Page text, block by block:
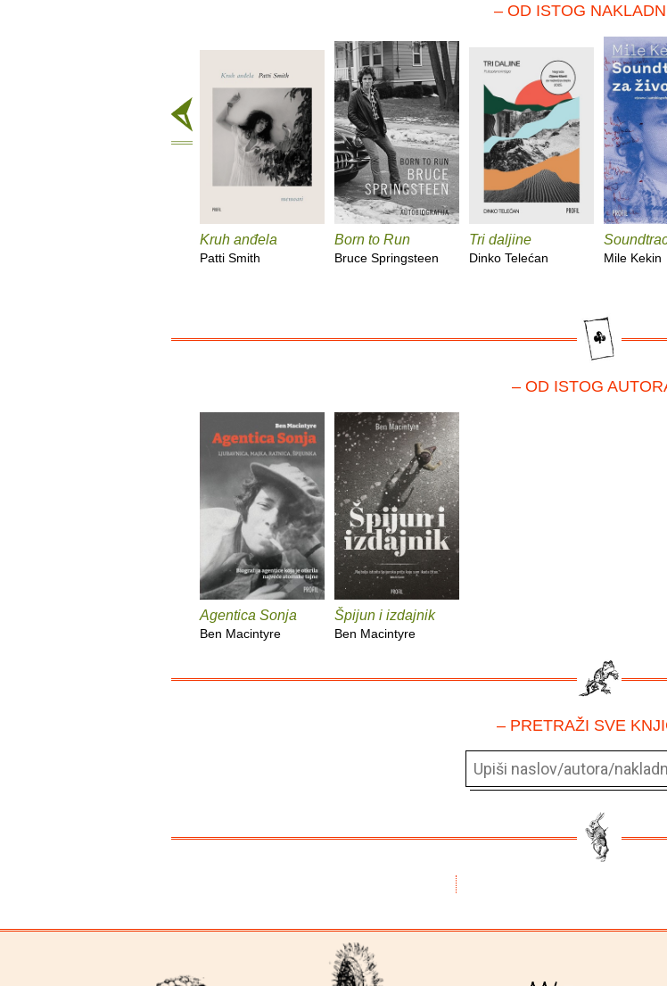
– OD ISTOG
Kruh anđela
Patti Smith
Born to Run
Bruce Springsteen
Tri daljine
Dinko Telećan Mile Kekin
– OD ISTOG
Agentica Sonja
Ben Macintyre
Špijun i izdajnik
Ben Macintyre
– PRETRAŽI SVE